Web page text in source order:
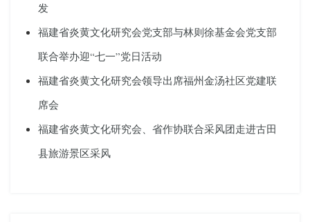
发
福建省炎黄文化研究会党支部与林则徐基金会党支部
联合举办迎“七一”党日活动
福建省炎黄文化研究会领导出席福州金汤社区党建联
席会
福建省炎黄文化研究会、省作协联合采风团走进古田
县旅游景区采风